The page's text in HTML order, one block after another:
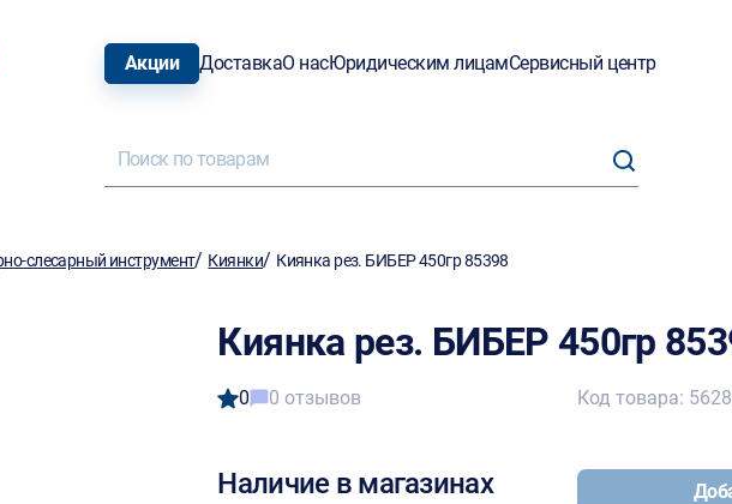
Акции ДоставкаО насЮридическим лицамСервисный центр
слесарный инструмент/ Киянки/ Киянка рез. БИБЕР 450гр 85398
Киянка рез. БИБЕР 450гр
0 0 отзывов
Наличие в магазинах
Код товара: